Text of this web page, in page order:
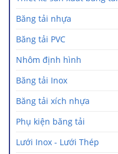
Băng tải nhựa
Băng tải PVC
Nhôm định hình
Băng tải Inox
Băng tải xích nhựa
Phụ kiện băng tải
Lưới Inox - Lưới Thép